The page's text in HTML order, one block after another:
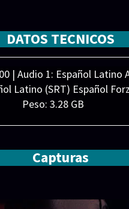
,Gemma Arterton,
Cook
DATOS TECNICOS
| Audio 1: Español Latino
Latino (SRT) Español
Peso: 3.28 GB
Capturas